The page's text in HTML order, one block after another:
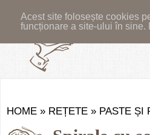
Acest site folosește cookies
funcționare a site-ului în
HOME » REȚETE » PASTE ȘI